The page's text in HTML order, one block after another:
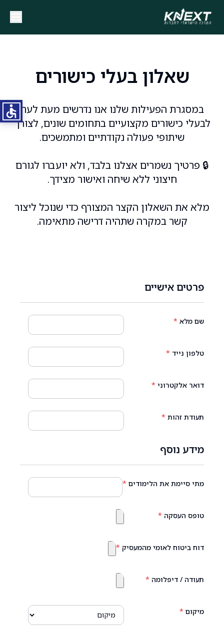
שאלון בעלי כישורים
במסגרת הפעילות שלנו אנו נדרשים מעת לעת
לבעלי כישורים מקצועיים בתחומים שונים, לצורך
שיתופי פעולה נקודתיים ומתמשכים.
🔒 פרטיך נשמרים אצלנו בלבד, ולא יועברו לגורם
חיצוני ללא שיחה ואישור מצידך.
מלא את השאלון הקצר המצורף כדי שנוכל ליצור
קשר במקרה שתהיה דרישה מתאימה.
פרטים אישיים
שם מלא *
טלפון נייד *
דואר אלקטרוני *
תעודת זהות *
מידע נוסף
מתי סיימת את הלימודים *
טופס העסקה *
דוח ביטוח לאומי מהמעסיק *
תעודה / דיפלומה *
מיקום *